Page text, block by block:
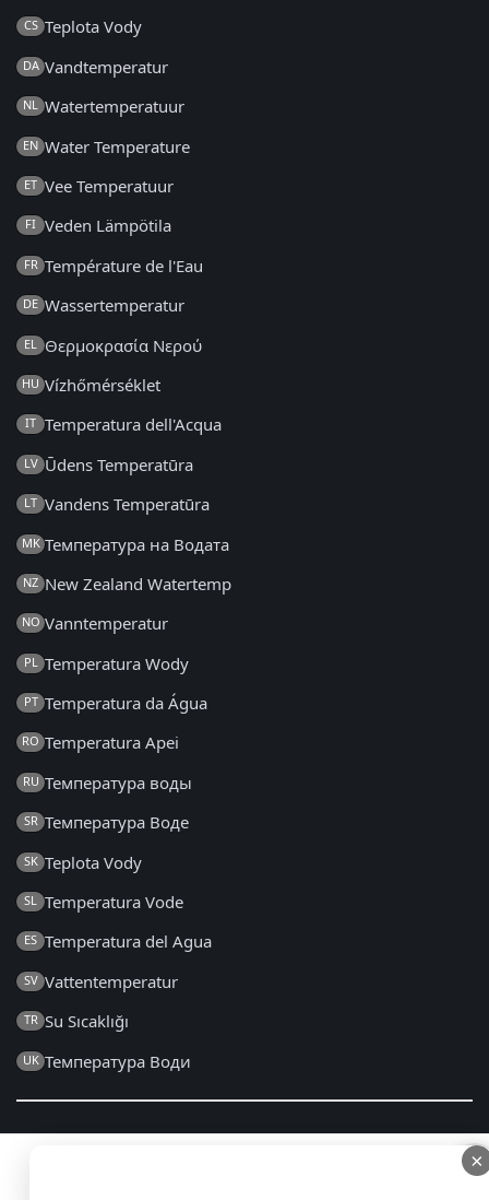
×
CS Teplota Vody
DA Vandtemperatur
NL Watertemperatuur
EN Water Temperature
ET Vee Temperatuur
FI Veden Lämpötila
FR Température de l'Eau
DE Wassertemperatur
EL Θερμοκρασία Νερού
HU Vízhőmérséklet
IT Temperatura dell'Acqua
LV Ūdens Temperatūra
LT Vandens Temperatūra
MK Температура на Водата
NZ New Zealand Watertemp
NO Vanntemperatur
PL Temperatura Wody
PT Temperatura da Água
RO Temperatura Apei
RU Температура воды
SR Температура Воде
SK Teplota Vody
SL Temperatura Vode
ES Temperatura del Agua
SV Vattentemperatur
TR Su Sıcaklığı
UK Температура Води
×